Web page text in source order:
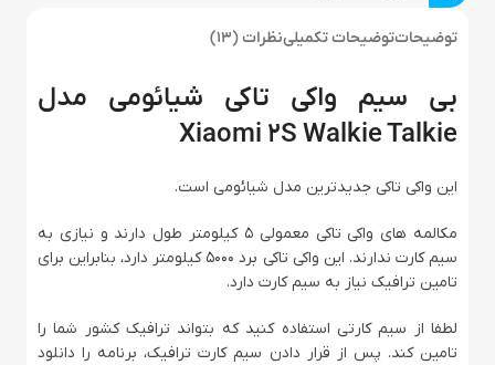
توضیحاتتوضیحات تکمیلینظرات (13)
بی سیم واکی تاکی شیائومی مدل
Xiaomi 2S Walkie Talkie
این واکی تاکی جدیدترین مدل شیائومی است.
مکالمه های واکی تاکی معمولی 5 کیلومتر طول دارند و نیازی به
سیم کارت ندارند. این واکی تاکی برد 5000 کیلومتر دارد، بنابراین برای
تامین ترافیک نیاز به سیم کارت دارد.
لطفا از سیم کارتی استفاده کنید که بتواند ترافیک کشور شما را
تامین کند. پس از قرار دادن سیم کارت ترافیک، برنامه را دانلود